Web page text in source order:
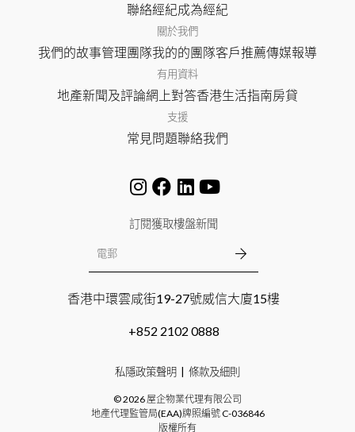
聯絡經紀成為經紀
關於我們
我們的故事管理團隊我的的團隊客戶推薦傳媒報導
有用資料
地產新聞及評論網上對答香港生活指南房貸
支援
常見問題聯絡我們
訂閱獲取樓盤新聞
香港中環雲咸街19-27號威信大廈15樓
+852 2102 0888
私隱政策聲明 條款及細則
©2026 屋企物業代理有限公司
地產代理監管局(EAA)牌照編號C-036846
版權所有